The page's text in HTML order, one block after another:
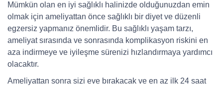
Mümkün olan en iyi sağlıklı halinizde olduğunuzdan emin
olmak için ameliyattan önce sağlıklı bir diyet ve düzenli
egzersiz yapmanız önemlidir. Bu sağlıklı yaşam tarzı,
ameliyat sırasında ve sonrasında komplikasyon riskini en
aza indirmeye ve iyileşme sürenizi hızlandırmaya yardımcı
olacaktır.
Ameliyattan sonra sizi eve bırakacak ve en az ilk 24 saat